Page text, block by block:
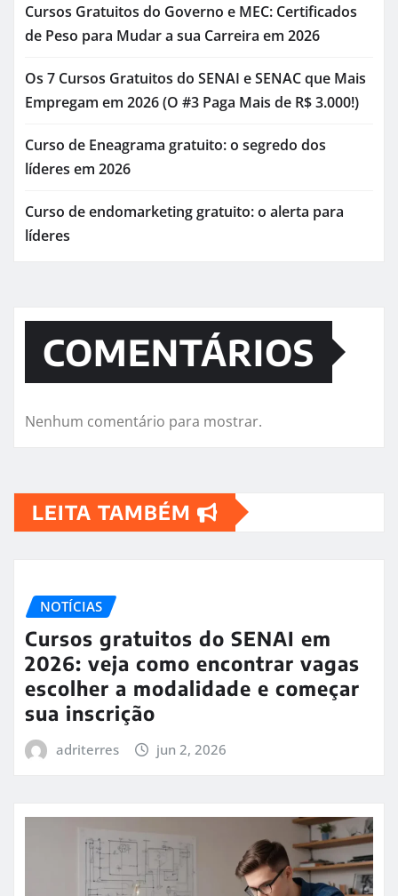
Cursos Gratuitos do Governo e MEC: Certificados
de Peso para Mudar a sua Carreira em 2026
Os 7 Cursos Gratuitos do SENAI e SENAC que Mais
Empregam em 2026 (O #3 Paga Mais de R$ 3.000!)
Curso de Eneagrama gratuito: o segredo dos
líderes em 2026
Curso de endomarketing gratuito: o alerta para
líderes
COMENTÁRIOS
Nenhum comentário para mostrar.
LEITA TAMBÉM
NOTÍCIAS
Cursos gratuitos do SENAI em
2026: veja como encontrar vagas
escolher a modalidade e começar
sua inscrição
adriterres jun 2, 2026